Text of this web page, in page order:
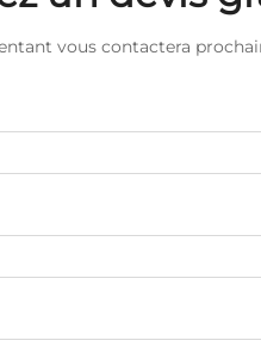
vous contactera